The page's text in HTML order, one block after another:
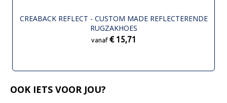
CREABACK REFLECT - CUSTOM MADE REFLECTERENDE
RUGZAKHOES
vanaf € 15,71
OOK IETS VOOR JOU?